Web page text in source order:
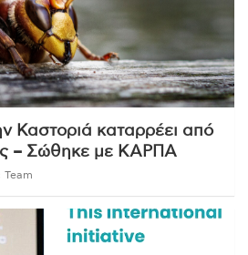
Καστοριά καταρρέει από
– Σώθηκε με ΚΑΡΠΑ
Team